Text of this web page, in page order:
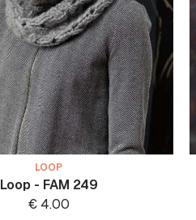
LOOP
Loop - FAM 249
€ 4.00